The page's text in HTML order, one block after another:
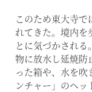
このため東大寺
れてきた。境内を
とに気づかされ
物に放水し延焼防
った箱や、水を
ンチャー」のヘッ